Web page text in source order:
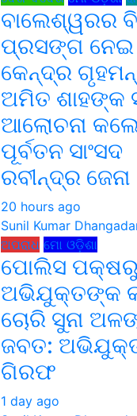
ବାଲେଶ୍ୱରର
ପ୍ରସଙ୍ଗ ନେଇ
କେନ୍ଦ୍ର
ଅମିତ ଶାହଙ୍କ
ଆଲୋଚନା
ପୂର୍ବତନ ସାଂସଦ
ରବୀନ୍ଦ୍ର ଜେନା
20 hours ago
Sunil Kumar
ଅପରାଧ ମୋ ଓଡ଼ିଶା
ପୋଲିସ
ଅଭିଯୁକ୍ତଙ୍କ
ଚୋରି ସୁନା
ଜବତ:
ଗିରଫ
1 day ago